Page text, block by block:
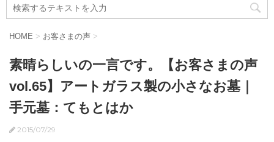
HOME > お客さまの声 >
素晴らしいの一言です。【お客さまの声
vol.65】アートガラス製の小さなお墓｜
手元墓：てもとはか
2015/07/29